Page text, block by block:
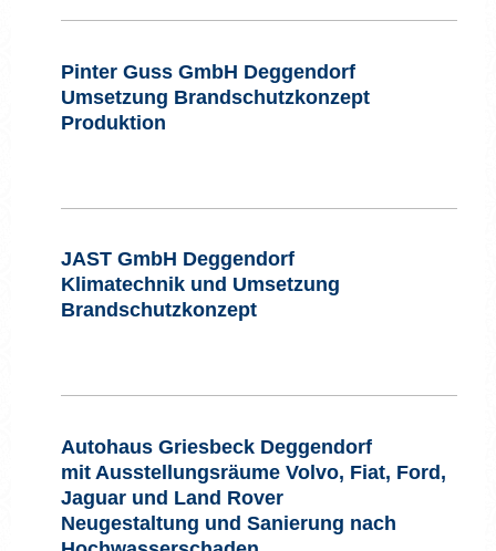
Pinter Guss GmbH Deggendorf
Umsetzung Brandschutzkonzept
Produktion
JAST GmbH Deggendorf
Klimatechnik und Umsetzung
Brandschutzkonzept
Autohaus Griesbeck Deggendorf
mit Ausstellungsräume Volvo, Fiat, Ford,
Jaguar und Land Rover
Neugestaltung und Sanierung nach